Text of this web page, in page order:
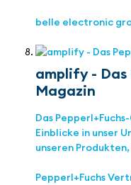
belle electronic
amplify - Das
Magazin
Das
Einblicke in unser
unseren
Pepperl+Fuchs